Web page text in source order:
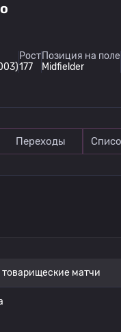
Рост
177
Позиция на поле
Midfielder
Переходы
матчи